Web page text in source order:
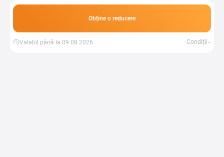
economii.
Obține o reducere
Valabil până la 09.08.2026 Condiții